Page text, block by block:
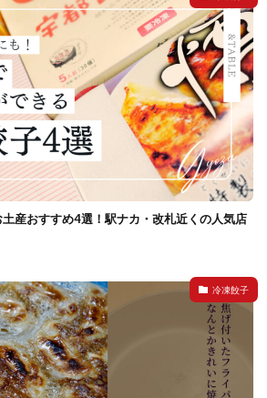
産おすすめ4選！駅ナカ・改札近くの人気店
冷凍餃子